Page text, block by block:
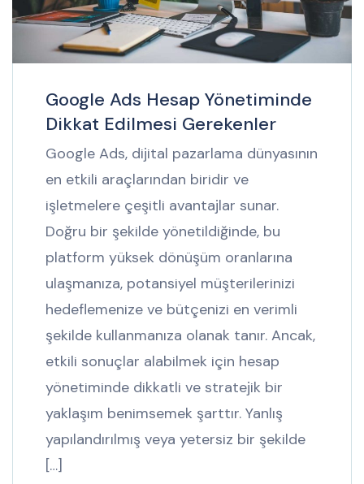
Google Ads Hesap Yönetiminde
Dikkat Edilmesi Gerekenler
Google Ads, dijital pazarlama dünyasının
en etkili araçlarından biridir ve
işletmelere çeşitli avantajlar sunar.
Doğru bir şekilde yönetildiğinde, bu
platform yüksek dönüşüm oranlarına
ulaşmanıza, potansiyel müşterilerinizi
hedeflemenize ve bütçenizi en verimli
şekilde kullanmanıza olanak tanır. Ancak,
etkili sonuçlar alabilmek için hesap
yönetiminde dikkatli ve stratejik bir
yaklaşım benimsemek şarttır. Yanlış
yapılandırılmış veya yetersiz bir şekilde
[…]